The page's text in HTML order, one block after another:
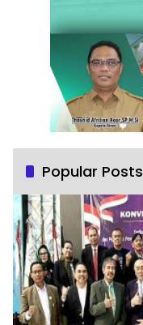
Popular Posts